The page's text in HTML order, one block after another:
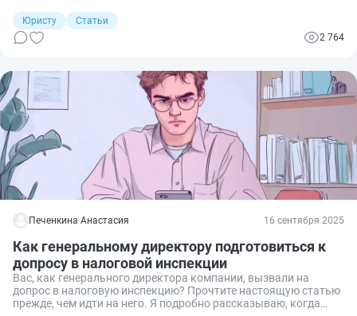
после того, как у заказчика возникли проблемы с
контролирующими органами. Причиной этому стало то, что
стороны использовали типовой образец по возмездному
деятельности по техобслуживанию пожарной сигнализации.
Чтобы подобных ситуаций не допустить, рассмотрим
подробнее специфику таких сделок, правила составления
договора и оптимальный типовой образец.
Юристу
Статьи
2 764
Печенкина Анастасия 16 сентября 2025
Как генеральному директору подготовиться к
допросу в налоговой инспекции
Вас, как генерального директора компании, вызвали на
допрос в налоговую инспекцию? Прочтите настоящую статью
прежде, чем идти на него. Я подробно рассказываю, когда